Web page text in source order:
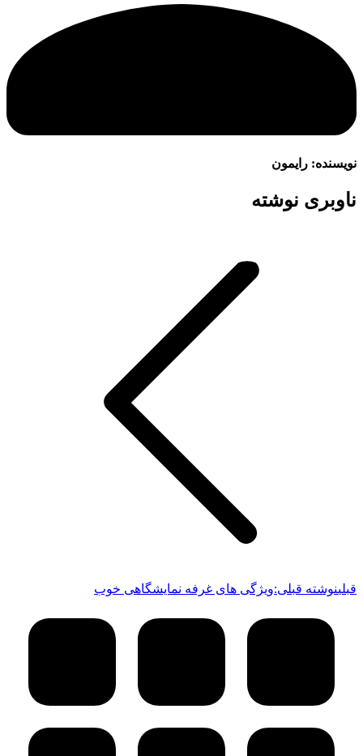
نویسنده: رایمون
ناوبری نوشته
قبلینوشته قبلی:ویژگی های غرفه نمایشگاهی خوب